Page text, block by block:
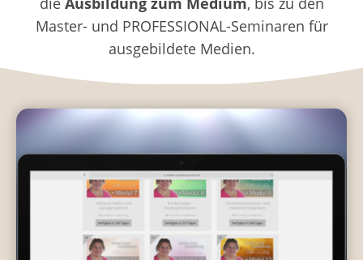
Master- und PROFESSIONAL-Seminaren für
ausgebildete Medien.